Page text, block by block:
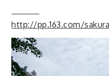
http://pp.163.com/